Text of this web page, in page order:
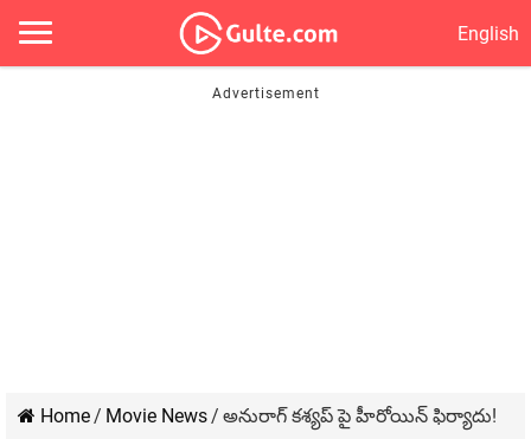
English
Home/ Movie News/ అనురాగ్ కశ్యప్ పై హీరోయిన్ ఫిర్యాదు!